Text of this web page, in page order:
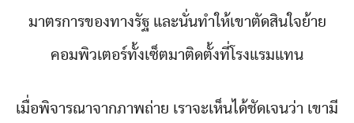
มาตรการของทางรัฐ และนั่นทำให้เขาตัดสินใจย้าย
คอมพิวเตอร์ทั้งเซ็ตมาติดตั้งที่โรงแรมแทน
เมื่อพิจารณาจากภาพถ่าย เราจะเห็นได้ชัดเจนว่า เขามี